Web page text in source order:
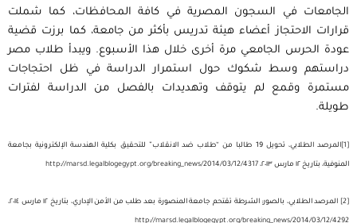
الجامعات في السجون المصرية في كافة المحافظات، كما شملت
قرارات الاحتجاز أعضاء هيئة تدريس بأكثر من جامعة، كما برزت قضية
عودة الحرس الجامعي مرة أخرى خلال هذا الأسبوع. ويبدأ طلاب مصر
دراستهم وسط شكوك حول استمرار الدراسة في ظل احتجاجات
مستمرة وقمع لم يتوقف وتهديدات بالفصل من الدراسة لفترات
طويلة.
المرصد الطلابي، تحويل 19 طالبا من “طلاب ضد الانقلاب” للتحقيق بكلية الهندسة الإلكترونية بجامعة
المنوفية، بتاريخ ١٢ مارس ٢٠١٣، http://marsd.legalblogegypt.org/breaking_news/2014/03/12/4317
المرصد الطلابي، بالصور: الشرطة تقتحم جامعة المنصورة بعد طلب من الأمن الإداري، بتاريخ ١٢ مارس ٢٠١٤،
http://marsd.legalblogegypt.org/breaking_news/2014/03/12/4292